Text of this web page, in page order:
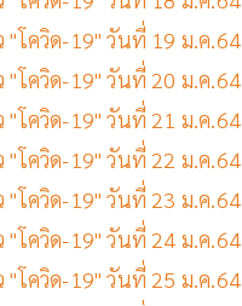
"โควิด-19" วันที่ 19 ม.ค.64
"โควิด-19" วันที่ 20 ม.ค.64
"โควิด-19" วันที่ 21 ม.ค.64
"โควิด-19" วันที่ 22 ม.ค.64
"โควิด-19" วันที่ 23 ม.ค.64
"โควิด-19" วันที่ 24 ม.ค.64
"โควิด-19" วันที่ 25 ม.ค.64